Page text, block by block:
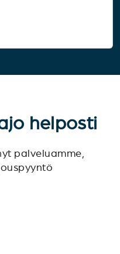
helposti
palveluamme,